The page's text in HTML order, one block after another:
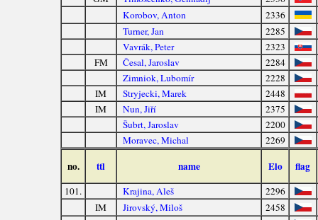
Korobov, Anton
2336
Turner, Jan
2285
Vavrák, Peter
2323
FM
Česal, Jaroslav
2284
Zimniok, Lubomír
2228
IM
Stryjecki, Marek
2448
IM
Nun, Jiří
2375
Šubrt, Jaroslav
2200
Moravec, Michal
2269
no. ttl name Elo flag
101. Krajina, Aleš
2296
IM
Jirovský, Miloš
2458